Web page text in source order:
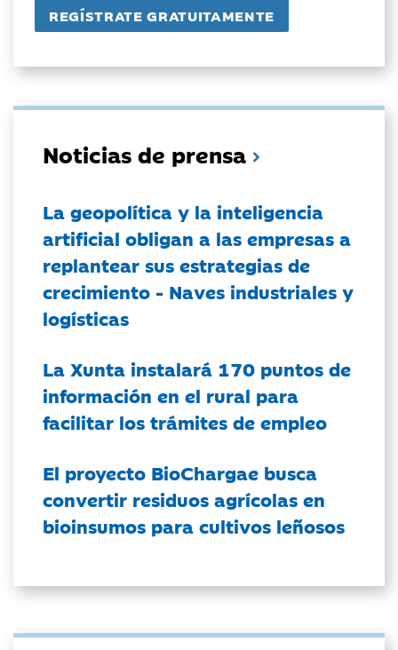
Noticias de prensa
La geopolítica y la inteligencia
artificial obligan a las empresas a
replantear sus estrategias de
crecimiento - Naves industriales y
logísticas
La Xunta instalará 170 puntos de
información en el rural para
facilitar los trámites de empleo
El proyecto BioChargae busca
convertir residuos agrícolas en
bioinsumos para cultivos leñosos